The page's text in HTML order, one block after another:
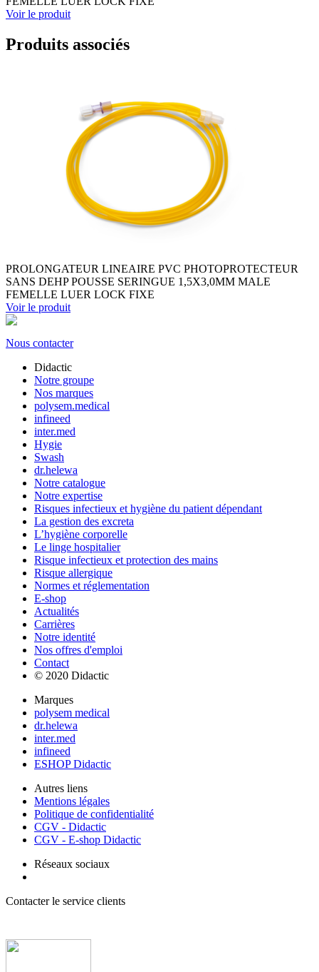
Voir le produit
Produits associés
PROLONGATEUR LINEAIRE PVC PHOTOPROTECTEUR
SANS DEHP POUSSE SERINGUE 1,5X3,0MM MALE
FEMELLE LUER LOCK FIXE
Voir le produit
Nous contacter
Didactic
Notre groupe
Nos marques
polysem.medical
infineed
inter.med
Hygie
Swash
dr.helewa
Notre catalogue
Notre expertise
Risques infectieux et hygiène du patient dépendant
La gestion des excreta
L’hygiène corporelle
Le linge hospitalier
Risque infectieux et protection des mains
Risque allergique
Normes et réglementation
E-shop
Actualités
Carrières
Notre identité
Nos offres d'emploi
Contact
© 2020 Didactic
Marques
polysem medical
dr.helewa
inter.med
infineed
ESHOP Didactic
Autres liens
Mentions légales
Politique de confidentialité
CGV - Didactic
CGV - E-shop Didactic
Réseaux sociaux
Contacter le service clients